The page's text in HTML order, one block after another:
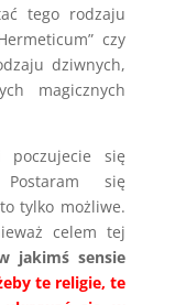
tego rodzaju
czy
dziwnych,
magicznych
się
się
tylko możliwe.
celem tej
jakimś sensie
te religie, te